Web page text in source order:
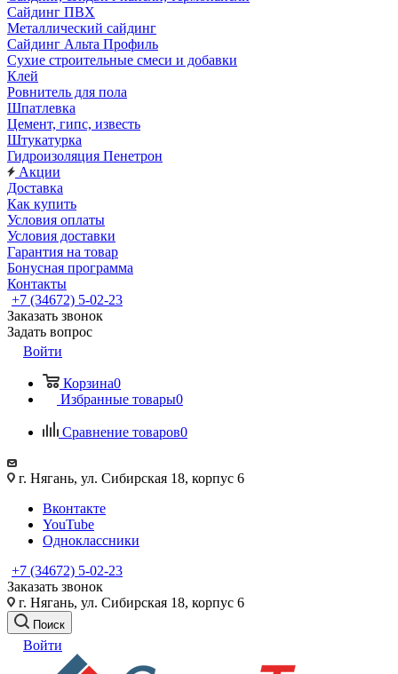
Сайдинг ПВХ
Металлический сайдинг
Сайдинг Альта Профиль
Сухие строительные смеси и добавки
Клей
Ровнитель для пола
Шпатлевка
Цемент, гипс, известь
Штукатурка
Гидроизоляция Пенетрон
Акции
Доставка
Как купить
Условия оплаты
Условия доставки
Гарантия на товар
Бонусная программа
Контакты
+7 (34672) 5-02-23
Заказать звонок
Задать вопрос
Войти
Корзина0
Избранные товары0
Сравнение товаров0
г. Нягань, ул. Сибирская 18, корпус 6
Вконтакте
YouTube
Одноклассники
+7 (34672) 5-02-23
Заказать звонок
г. Нягань, ул. Сибирская 18, корпус 6
Поиск
Войти